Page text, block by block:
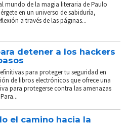
mundo de la magia literaria de Paulo
en un universo de sabiduría,
a través de las páginas...
detener a los hackers
para proteger tu seguridad en
de libros electrónicos que ofrece una
para protegerse contra las amenazas
el camino hacia la